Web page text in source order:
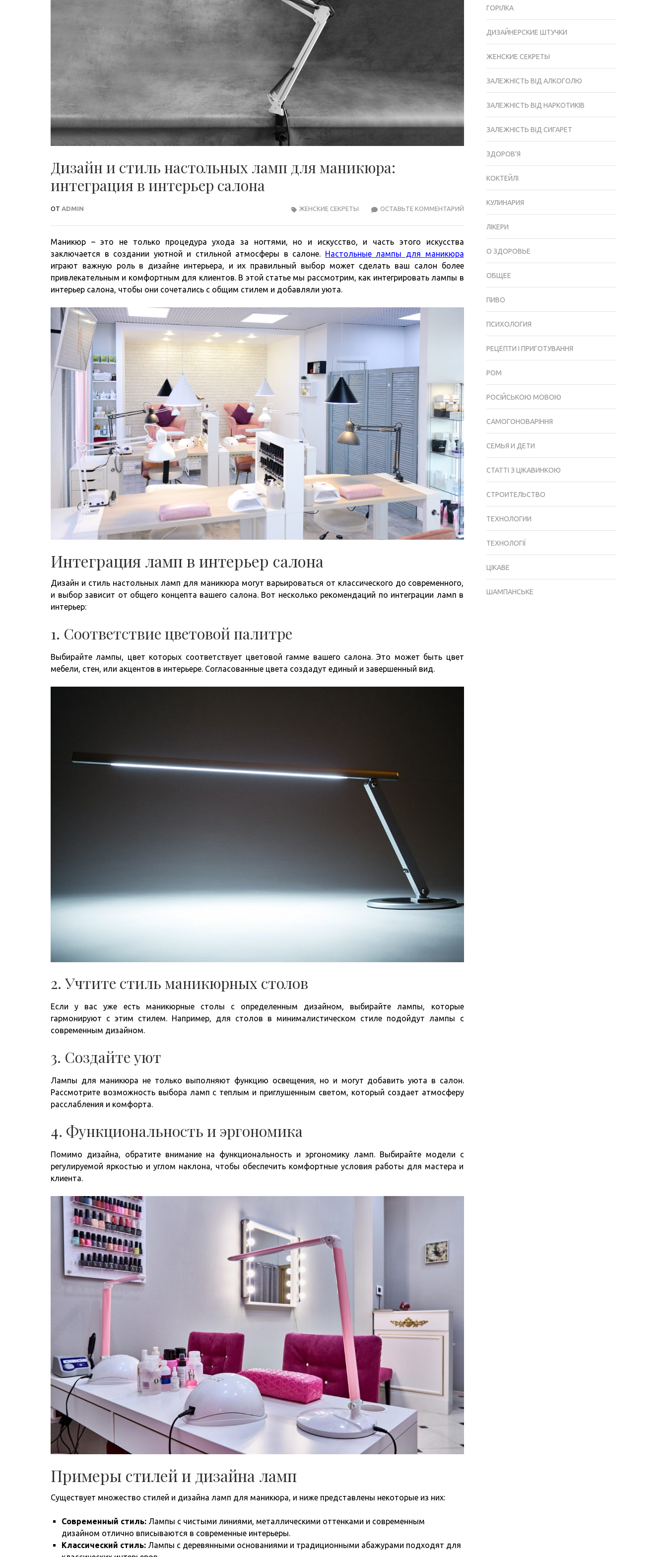
Дизайн и стиль настольных ламп для маникюра:
интеграция в интерьер салона
ОТ ADMIN ОСТАВЬТЕ КОММЕНТАРИЙ
ЛАМП
ДЛЯ
МАНИКЮРА:
САЛОНА
ЖЕНСКИЕ СЕКРЕТЫ
Маникюр – это не только процедура ухода за ногтями, но и искусство, и часть этого искусства
заключается в создании уютной и стильной атмосферы в салоне. Настольные лампы для маникюра
играют важную роль в дизайне интерьера, и их правильный выбор может сделать ваш салон более
привлекательным и комфортным для клиентов. В этой статье мы рассмотрим, как интегрировать лампы в
интерьер салона, чтобы они сочетались с общим стилем и добавляли уюта.
Интеграция ламп в интерьер салона
Дизайн и стиль настольных ламп для маникюра могут варьироваться от классического до современного,
и выбор зависит от общего концепта вашего салона. Вот несколько рекомендаций по интеграции ламп в
интерьер:
1. Соответствие цветовой палитре
Выбирайте лампы, цвет которых соответствует цветовой гамме вашего салона. Это может быть цвет
мебели, стен, или акцентов в интерьере. Согласованные цвета создадут единый и завершенный вид.
2. Учтите стиль маникюрных столов
Если у вас уже есть маникюрные столы с определенным дизайном, выбирайте лампы, которые
гармонируют с этим стилем. Например, для столов в минималистическом стиле подойдут лампы с
современным дизайном.
3. Создайте уют
Лампы для маникюра не только выполняют функцию освещения, но и могут добавить уюта в салон.
Рассмотрите возможность выбора ламп с теплым и приглушенным светом, который создает атмосферу
расслабления и комфорта.
4. Функциональность и эргономика
Помимо дизайна, обратите внимание на функциональность и эргономику ламп. Выбирайте модели с
регулируемой яркостью и углом наклона, чтобы обеспечить комфортные условия работы для мастера и
клиента.
Примеры стилей и дизайна ламп
Существует множество стилей и дизайна ламп для маникюра, и ниже представлены некоторые из них:
Современный стиль: Лампы с чистыми линиями, металлическими оттенками и современным
дизайном отлично вписываются в современные интерьеры.
Классический стиль: Лампы с деревянными основаниями и традиционными абажурами подходят для
ГОРІЛКА
ДИЗАЙНЕРСКИЕ ШТУЧКИ
ЖЕНСКИЕ СЕКРЕТЫ
ЗАЛЕЖНІСТЬ ВІД АЛКОГОЛЮ
ЗАЛЕЖНІСТЬ ВІД НАРКОТИКІВ
ЗАЛЕЖНІСТЬ ВІД СИГАРЕТ
ЗДОРОВ'Я
КОКТЕЙЛІ
КУЛИНАРИЯ
ЛІКЕРИ
О ЗДОРОВЬЕ
ОБЩЕЕ
ПИВО
ПСИХОЛОГИЯ
РЕЦЕПТИ І ПРИГОТУВАННЯ
РОМ
РОСІЙСЬКОЮ МОВОЮ
САМОГОНОВАРІННЯ
СЕМЬЯ И ДЕТИ
СТАТТІ З ЦІКАВИНКОЮ
СТРОИТЕЛЬСТВО
ТЕХНОЛОГИИ
ТЕХНОЛОГІЇ
ЦІКАВЕ
ШАМПАНСЬКЕ